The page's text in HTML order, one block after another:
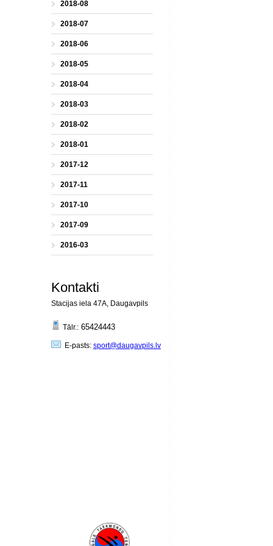
2018-08
2018-07
2018-06
2018-05
2018-04
2018-03
2018-02
2018-01
2017-12
2017-11
2017-10
2017-09
2016-03
Kontakti
Stacijas iela 47A, Daugavpils
Tālr.: 65424443
E-pasts: sport@daugavpils.lv